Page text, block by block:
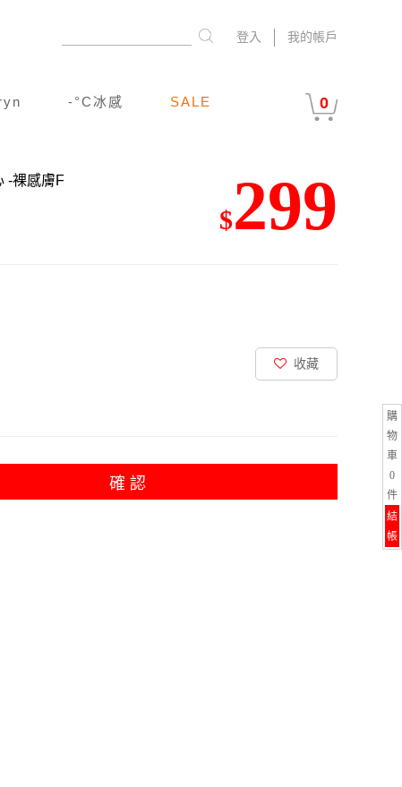
我的帳戶
登入
-°C冰感 SALE 0
購
物
車
0
件
結
帳
-裸感膚F
$299
收藏
確 認